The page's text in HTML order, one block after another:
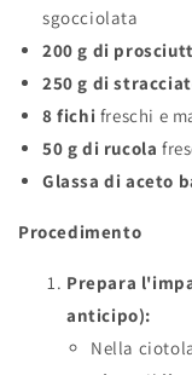
sgocciolata
200 g di
250 g di
8 fichi freschi e
50 g di rucola
Glassa di aceto
Procedimento
Prepara
anticipo):
Nella